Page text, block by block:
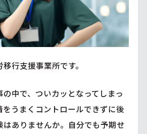
行支援事業所です。
の中で、ついカッとなってしまっ
をうまくコントロールできずに後
はありませんか。自分でも予期せ